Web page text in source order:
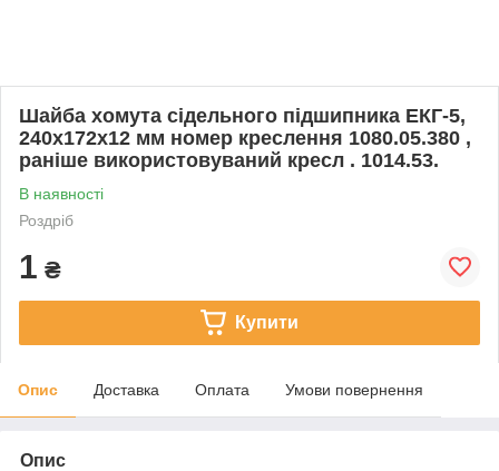
Шайба хомута сідельного підшипника ЕКГ-5,
240х172х12 мм номер креслення 1080.05.380 ,
раніше використовуваний кресл . 1014.53.
В наявності
Роздріб
1 ₴
Купити
Опис Доставка Оплата Умови повернення
Опис